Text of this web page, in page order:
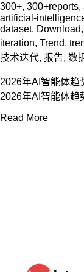
300+, 300+reports,
artificial-
dataset, Download,
iteration, Trend,
技术迭代, 报告, 数
2026年AI智能体趋
2026年AI智能体趋
Read More